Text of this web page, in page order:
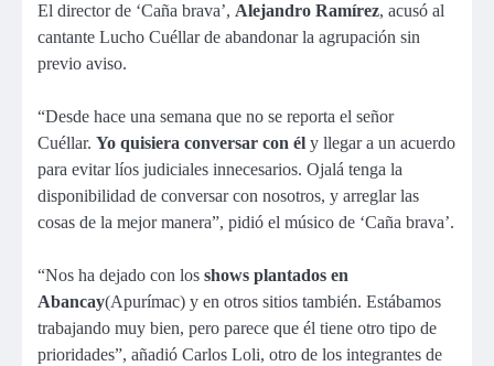
El director de ‘Caña brava’, Alejandro Ramírez, acusó al
cantante Lucho Cuéllar de abandonar la agrupación sin
previo aviso.
“Desde hace una semana que no se reporta el señor
Cuéllar. Yo quisiera conversar con él y llegar a un acuerdo
para evitar líos judiciales innecesarios. Ojalá tenga la
disponibilidad de conversar con nosotros, y arreglar las
cosas de la mejor manera”, pidió el músico de ‘Caña brava’.
“Nos ha dejado con los shows plantados en
Abancay(Apurímac) y en otros sitios también. Estábamos
trabajando muy bien, pero parece que él tiene otro tipo de
prioridades”, añadió Carlos Loli, otro de los integrantes de